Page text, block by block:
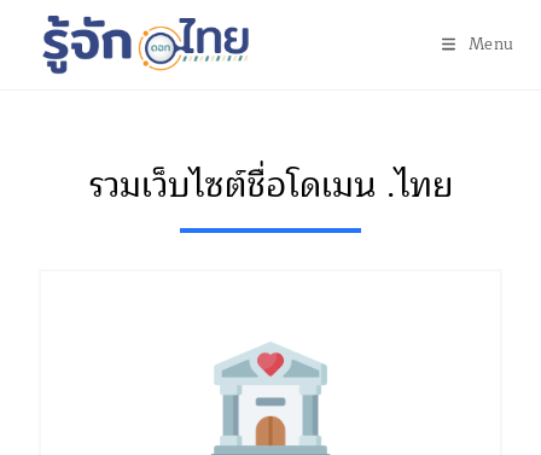
Menu
รวมเว็บไซต์ชื่อโดเมน .ไทย